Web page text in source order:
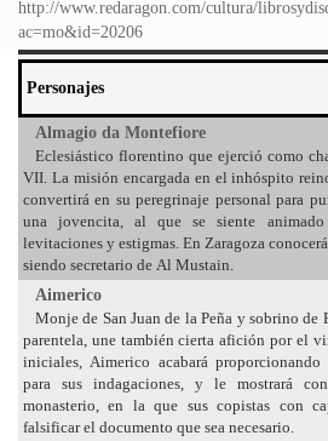
http://www.redaragon.com/cultura/
ac=mo&id=20206
Personajes
Almagio da Montefiore
Eclesiástico florentino que ejerció como
VII. La misión encargada en el inhóspito
convertirá en su peregrinaje personal para
una jovencita, al que se siente animado
levitaciones y estigmas. En Zaragoza
siendo secretario de Al Mustain.
Aimerico
Monje de San Juan de la Peña y sobrino de
parentela, une también cierta afición por el
iniciales, Aimerico acabará
para sus indagaciones, y le mostrará
monasterio, en la que sus copistas con
falsificar el documento que sea necesario.